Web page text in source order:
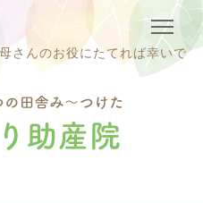
さんのお役にたてれば幸いで